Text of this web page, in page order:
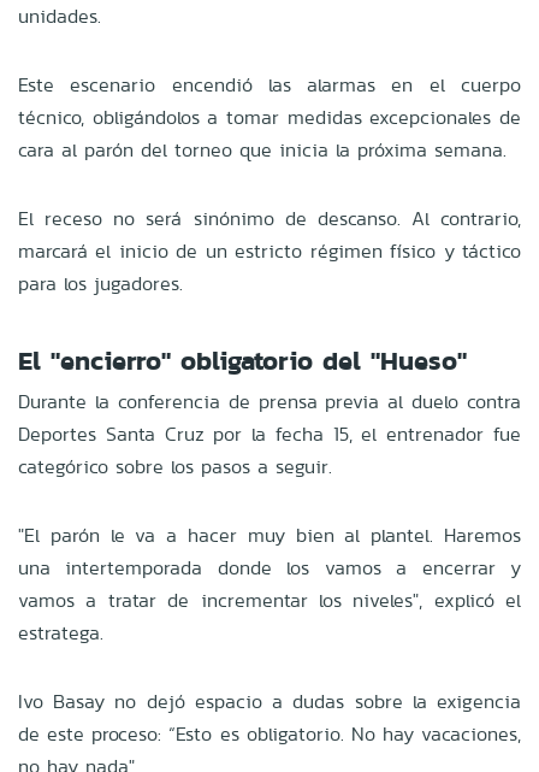
unidades.
Este escenario encendió las alarmas en el cuerpo
técnico, obligándolos a tomar medidas excepcionales de
cara al parón del torneo que inicia la próxima semana.
El receso no será sinónimo de descanso. Al contrario,
marcará el inicio de un estricto régimen físico y táctico
para los jugadores.
El "encierro" obligatorio del "Hueso"
Durante la conferencia de prensa previa al duelo contra
Deportes Santa Cruz por la fecha 15, el entrenador fue
categórico sobre los pasos a seguir.
"El parón le va a hacer muy bien al plantel. Haremos
una intertemporada donde los vamos a encerrar y
vamos a tratar de incrementar los niveles", explicó el
estratega.
Ivo Basay no dejó espacio a dudas sobre la exigencia
de este proceso: “Esto es obligatorio. No hay vacaciones,
no hay nada".